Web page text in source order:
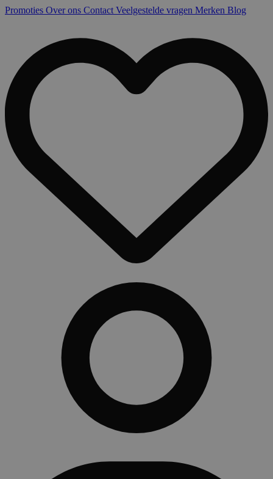
Promoties Over ons Contact Veelgestelde vragen Merken Blog